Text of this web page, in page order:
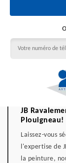
JB
Plouigneau!
Laissez-vous
l'expertise de
la peinture,